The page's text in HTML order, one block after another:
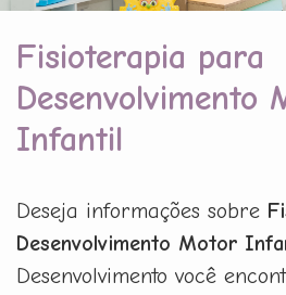
Fisioterapia para
Desenvolvimento
Infantil
Deseja informações sobre
Desenvolvimento Motor
Desenvolvimento você